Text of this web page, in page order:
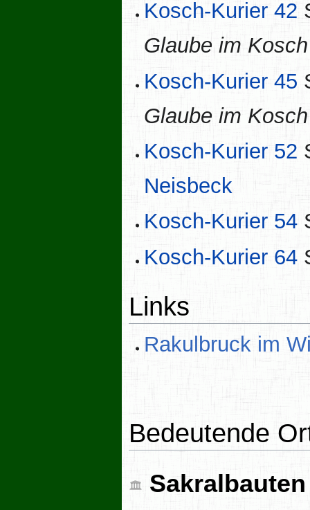
Kosch-Kurier 42
Glaube im
Kosch-Kurier 45
Glaube im
Kosch-Kurier 52
Neisbeck
Kosch-Kurier 54
Kosch-Kurier 64
Links
Rakulbruck im
Bedeutende
Sakralbauten